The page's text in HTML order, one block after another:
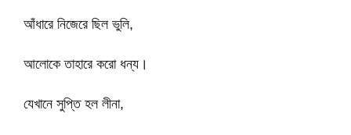
আঁধারে নিজেরে ছিল ভুলি,
আলোকে তাহারে করো ধন্য।
যেখানে সুপ্তি হল লীনা,